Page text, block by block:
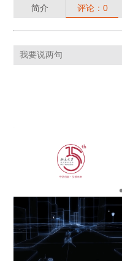
简介 评论：0